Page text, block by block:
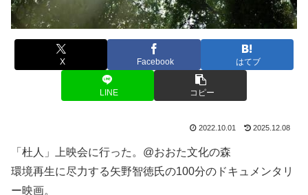
X Facebook はてブ
LINE コピー
2022.10.01 2025.12.08
「杜人」上映会に行った。@おおた文化の森
環境再生に尽力する矢野智徳氏の100分のドキュメンタリ
ー映画。